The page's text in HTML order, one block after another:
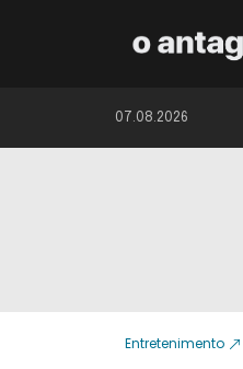
07.08.2026
Entretenimento